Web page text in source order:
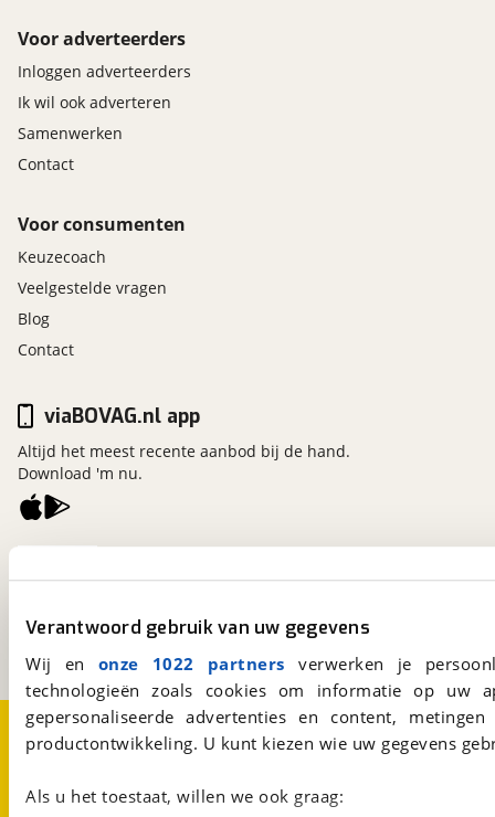
Verantwoord gebruik van uw gegevens
Wij en onze 1022 partners verwerken je
technologieën zoals cookies om informatie op
gepersonaliseerde advertenties en content,
productontwikkeling. U kunt kiezen wie uw gegevens
Als u het toestaat, willen we ook graag:
Voor adverteerders
Inloggen adverteerders
Ik wil ook adverteren
Samenwerken
Contact
Voor consumenten
Keuzecoach
Veelgestelde vragen
Blog
Contact
Een initiatief van
viaBOVAG.nl app
Altijd het meest recente aanbod bij de hand.
Download 'm nu.
Over viaBOVAG.nlDisclaimer- en Privacyverklaring
CookievoorkeurenVacatures